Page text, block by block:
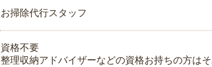
お掃除代行スタッフ
資格不要
整理収納アドバイザーなどの資格お持ちの方は